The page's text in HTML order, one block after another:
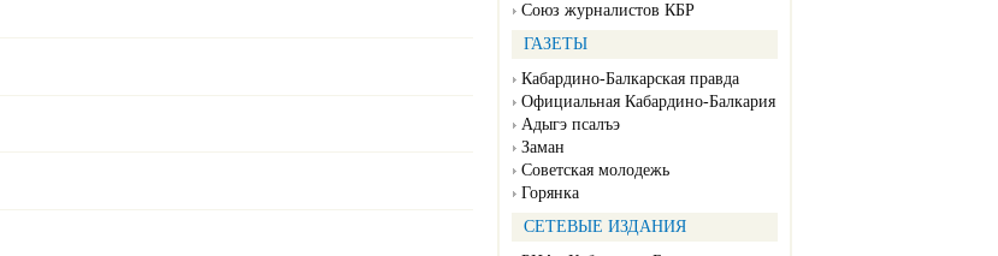
Союз журналистов КБР
ГАЗЕТЫ
Кабардино-Балкарская правда
Официальная Кабардино-Балкария
Адыгэ псалъэ
Заман
Советская молодежь
Горянка
СЕТЕВЫЕ ИЗДАНИЯ